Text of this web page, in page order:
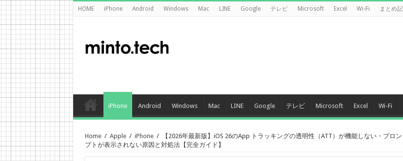
HOME iPhone Android Windows Mac LINE Google テレビ Microsoft Excel Wi-Fi まとめ
iPhone Android Windows Mac LINE Google テレビ Microsoft Excel Wi-Fi
Home / Apple / iPhone /
【2026年最新版】iOS 26のApp トラッキングの透明性（ATT）が機能しない・プロン
プトが表示されない原因と対処法【完全ガイド】